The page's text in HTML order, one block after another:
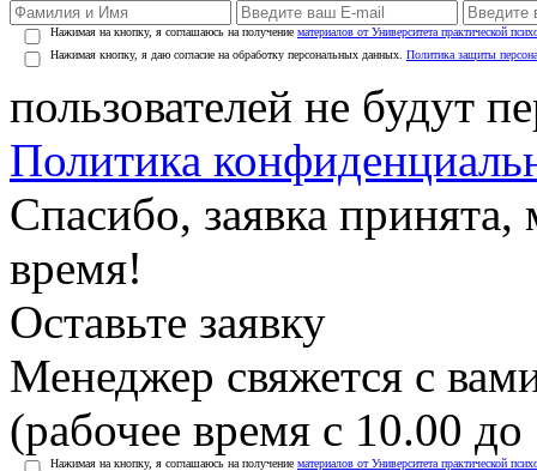
Нажимая на кнопку, я соглашаюсь на получение материалов от Университета практической
Нажимая кнопку, я даю согласие на обработку персональных данных. Политика защиты
пользователей не будут
Политика
Спасибо, заявка
время!
Оставьте заявку
Менеджер свяжется с
(рабочее время с 10.00
Нажимая на кнопку, я соглашаюсь на получение материалов от Университета практической